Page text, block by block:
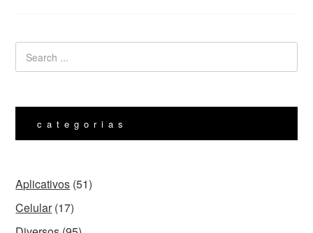
categorias
Aplicativos (51)
Celular(17)